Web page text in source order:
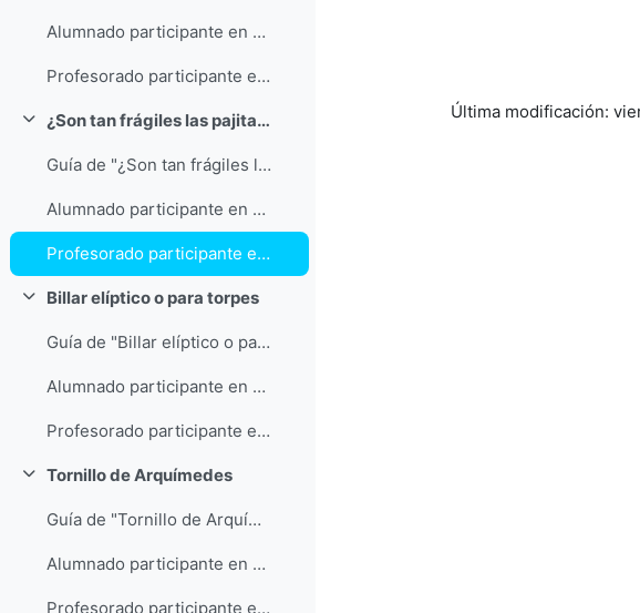
Alumnado participante en "Coches a reacción"
Profesorado participante en "Coches a reacción"
Colapsar ¿Son tan frágiles las pajitas de sorber refrescos?
Guía de "¿Son tan frágiles las pajitas de sorber refrescos?"
Alumnado participante en "¿Son tan frágiles las pajitas de sorber refrescos?"
Profesorado participante en "¿Son tan frágiles las pajitas de sorber refrescos?"
Colapsar
Billar elíptico o para torpes
Guía de "Billar elíptico o para torpes"
Alumnado participante en "Billar elíptico o para torpes"
Profesorado participante en "Billar elíptico o para torpes"
Colapsar
Tornillo de Arquímedes
Guía de "Tornillo de Arquímedes"
Alumnado participante en "Tornillo de Arquímedes"
Profesorado participante en "Tornillo de Arquímedes"
Última modificación: